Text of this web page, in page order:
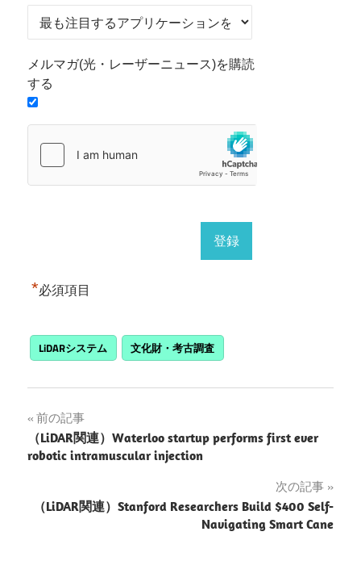
メルマガ(光・レーザーニュース)を購読
する
*必須項目
LiDARシステム 文化財・考古調査
投
稿
ビ
前の記事
（LiDAR関連）Waterloo startup performs first ever
robotic intramuscular injection
次の記事
（LiDAR関連）Stanford Researchers Build $400 Self-
Navigating Smart Cane